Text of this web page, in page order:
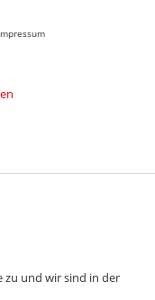
zu und wir sind in der